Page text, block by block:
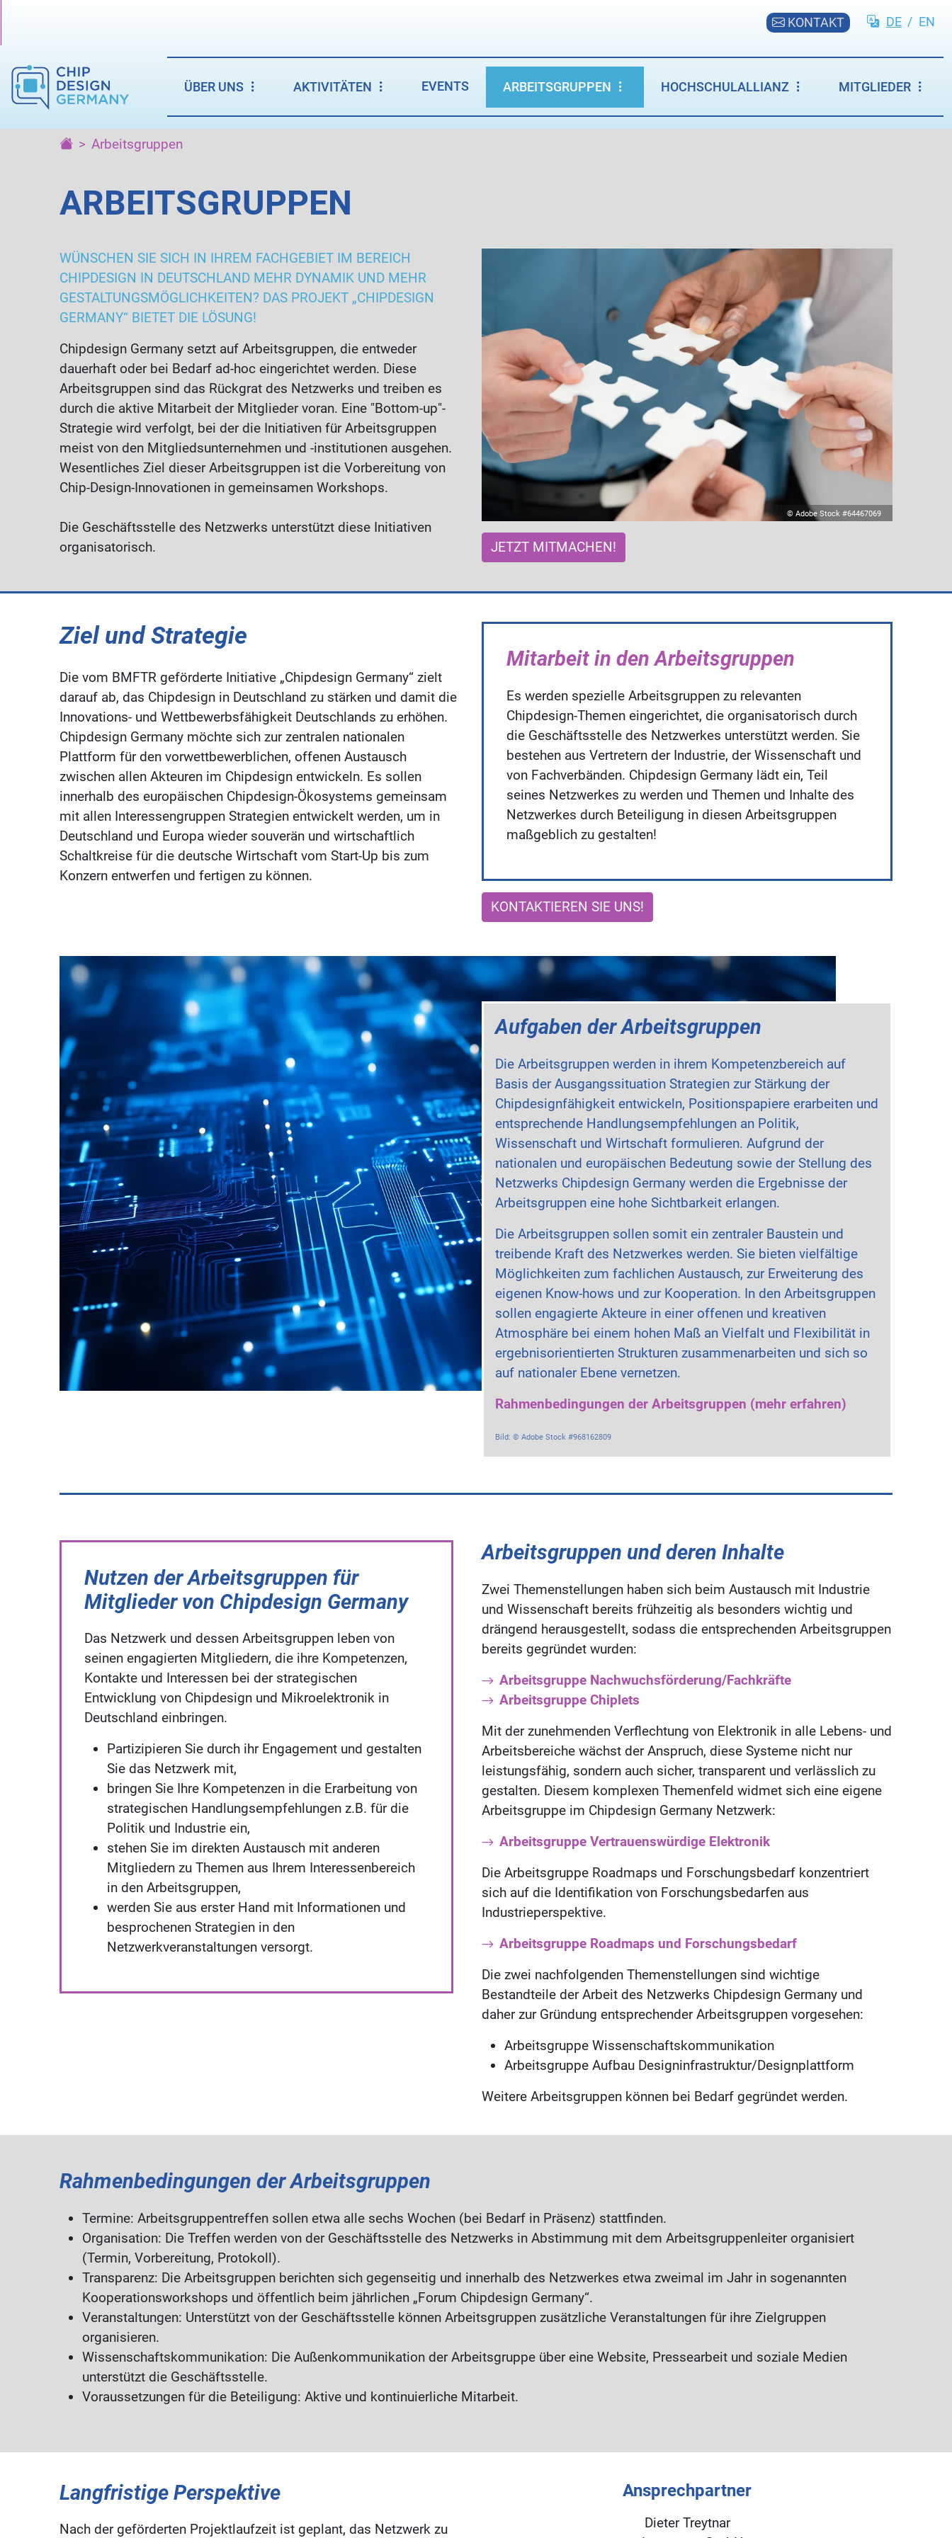
KONTAKT DE / EN
ÜBER UNS AKTIVITÄTEN EVENTS ARBEITSGRUPPEN HOCHSCHULALLIANZ MITGLIEDER
Arbeitsgruppen
ARBEITSGRUPPEN
WÜNSCHEN SIE SICH IN IHREM FACHGEBIET IM BEREICH
CHIPDESIGN IN DEUTSCHLAND MEHR DYNAMIK UND MEHR
GESTALTUNGSMÖGLICHKEITEN? DAS PROJEKT „CHIPDESIGN
GERMANY“ BIETET DIE LÖSUNG!
Chipdesign Germany setzt auf Arbeitsgruppen, die entweder
dauerhaft oder bei Bedarf ad-hoc eingerichtet werden. Diese
Arbeitsgruppen sind das Rückgrat des Netzwerks und treiben es
durch die aktive Mitarbeit der Mitglieder voran. Eine "Bottom-up"-
Strategie wird verfolgt, bei der die Initiativen für Arbeitsgruppen
meist von den Mitgliedsunternehmen und -institutionen ausgehen.
Wesentliches Ziel dieser Arbeitsgruppen ist die Vorbereitung von
Chip-Design-Innovationen in gemeinsamen Workshops.
Die Geschäftsstelle des Netzwerks unterstützt diese Initiativen
organisatorisch.
© Adobe Stock #64467069
JETZT MITMACHEN!
Ziel und Strategie
Die vom BMFTR geförderte Initiative „Chipdesign Germany“ zielt
darauf ab, das Chipdesign in Deutschland zu stärken und damit die
Innovations- und Wettbewerbsfähigkeit Deutschlands zu erhöhen.
Chipdesign Germany möchte sich zur zentralen nationalen
Plattform für den vorwettbewerblichen, offenen Austausch
zwischen allen Akteuren im Chipdesign entwickeln. Es sollen
innerhalb des europäischen Chipdesign-Ökosystems gemeinsam
mit allen Interessengruppen Strategien entwickelt werden, um in
Deutschland und Europa wieder souverän und wirtschaftlich
Schaltkreise für die deutsche Wirtschaft vom Start-Up bis zum
Konzern entwerfen und fertigen zu können.
Mitarbeit in den Arbeitsgruppen
Es werden spezielle Arbeitsgruppen zu relevanten
Chipdesign-Themen eingerichtet, die organisatorisch durch
die Geschäftsstelle des Netzwerkes unterstützt werden. Sie
bestehen aus Vertretern der Industrie, der Wissenschaft und
von Fachverbänden. Chipdesign Germany lädt ein, Teil
seines Netzwerkes zu werden und Themen und Inhalte des
Netzwerkes durch Beteiligung in diesen Arbeitsgruppen
maßgeblich zu gestalten!
KONTAKTIEREN SIE UNS!
Aufgaben der Arbeitsgruppen
Die Arbeitsgruppen werden in ihrem Kompetenzbereich auf
Basis der Ausgangssituation Strategien zur Stärkung der
Chipdesignfähigkeit entwickeln, Positionspapiere erarbeiten und
entsprechende Handlungsempfehlungen an Politik,
Wissenschaft und Wirtschaft formulieren. Aufgrund der
nationalen und europäischen Bedeutung sowie der Stellung des
Netzwerks Chipdesign Germany werden die Ergebnisse der
Arbeitsgruppen eine hohe Sichtbarkeit erlangen.
Die Arbeitsgruppen sollen somit ein zentraler Baustein und
treibende Kraft des Netzwerkes werden. Sie bieten vielfältige
Möglichkeiten zum fachlichen Austausch, zur Erweiterung des
eigenen Know-hows und zur Kooperation. In den Arbeitsgruppen
sollen engagierte Akteure in einer offenen und kreativen
Atmosphäre bei einem hohen Maß an Vielfalt und Flexibilität in
ergebnisorientierten Strukturen zusammenarbeiten und sich so
auf nationaler Ebene vernetzen.
Rahmenbedingungen der Arbeitsgruppen (mehr erfahren)
Bild: © Adobe Stock #968162809
Nutzen der Arbeitsgruppen für
Mitglieder von Chipdesign Germany
Das Netzwerk und dessen Arbeitsgruppen leben von
seinen engagierten Mitgliedern, die ihre Kompetenzen,
Kontakte und Interessen bei der strategischen
Entwicklung von Chipdesign und Mikroelektronik in
Deutschland einbringen.
Partizipieren Sie durch ihr Engagement und gestalten
Sie das Netzwerk mit,
bringen Sie Ihre Kompetenzen in die Erarbeitung von
strategischen Handlungsempfehlungen z.B. für die
Politik und Industrie ein,
stehen Sie im direkten Austausch mit anderen
Mitgliedern zu Themen aus Ihrem Interessenbereich
in den Arbeitsgruppen,
werden Sie aus erster Hand mit Informationen und
besprochenen Strategien in den
Netzwerkveranstaltungen versorgt.
Arbeitsgruppen und deren Inhalte
Zwei Themenstellungen haben sich beim Austausch mit Industrie
und Wissenschaft bereits frühzeitig als besonders wichtig und
drängend herausgestellt, sodass die entsprechenden Arbeitsgruppen
bereits gegründet wurden:
Arbeitsgruppe Nachwuchsförderung/Fachkräfte
Arbeitsgruppe Chiplets
Mit der zunehmenden Verflechtung von Elektronik in alle Lebens- und
Arbeitsbereiche wächst der Anspruch, diese Systeme nicht nur
leistungsfähig, sondern auch sicher, transparent und verlässlich zu
gestalten. Diesem komplexen Themenfeld widmet sich eine eigene
Arbeitsgruppe im Chipdesign Germany Netzwerk:
Arbeitsgruppe Vertrauenswürdige Elektronik
Die Arbeitsgruppe Roadmaps und Forschungsbedarf konzentriert
sich auf die Identifikation von Forschungsbedarfen aus
Industrieperspektive.
Arbeitsgruppe Roadmaps und Forschungsbedarf
Die zwei nachfolgenden Themenstellungen sind wichtige
Bestandteile der Arbeit des Netzwerks Chipdesign Germany und
daher zur Gründung entsprechender Arbeitsgruppen vorgesehen:
Arbeitsgruppe Wissenschaftskommunikation
Arbeitsgruppe Aufbau Designinfrastruktur/Designplattform
Weitere Arbeitsgruppen können bei Bedarf gegründet werden.
Rahmenbedingungen der Arbeitsgruppen
Termine: Arbeitsgruppentreffen sollen etwa alle sechs Wochen (bei Bedarf in Präsenz) stattfinden.
Organisation: Die Treffen werden von der Geschäftsstelle des Netzwerks in Abstimmung mit dem Arbeitsgruppenleiter organisiert
(Termin, Vorbereitung, Protokoll).
Transparenz: Die Arbeitsgruppen berichten sich gegenseitig und innerhalb des Netzwerkes etwa zweimal im Jahr in sogenannten
Kooperationsworkshops und öffentlich beim jährlichen „Forum Chipdesign Germany“.
Veranstaltungen: Unterstützt von der Geschäftsstelle können Arbeitsgruppen zusätzliche Veranstaltungen für ihre Zielgruppen
organisieren.
Wissenschaftskommunikation: Die Außenkommunikation der Arbeitsgruppe über eine Website, Pressearbeit und soziale Medien
unterstützt die Geschäftsstelle.
Voraussetzungen für die Beteiligung: Aktive und kontinuierliche Mitarbeit.
Langfristige Perspektive
Nach der geförderten Projektlaufzeit ist geplant, das Netzwerk zu
Ansprechpartner
Dieter Treytnar